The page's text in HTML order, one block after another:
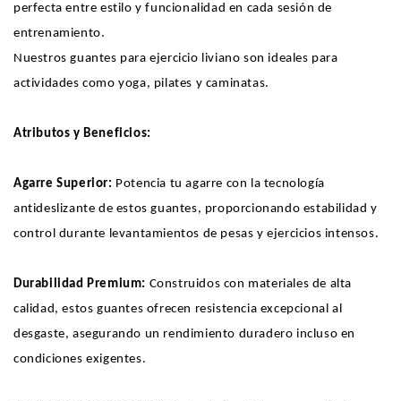
perfecta entre estilo y funcionalidad en cada sesión de
entrenamiento.
Nuestros guantes para ejercicio liviano son ideales para
actividades como yoga, pilates y caminatas.
Atributos y Beneficios:
Agarre Superior: Potencia tu agarre con la tecnología
antideslizante de estos guantes, proporcionando estabilidad y
control durante levantamientos de pesas y ejercicios intensos.
Durabilidad Premium: Construidos con materiales de alta
calidad, estos guantes ofrecen resistencia excepcional al
desgaste, asegurando un rendimiento duradero incluso en
condiciones exigentes.
Tu carrito está vacío
Continuar para comprar
¿Tienes una cuenta?
Ingresapara pagar más rapído.